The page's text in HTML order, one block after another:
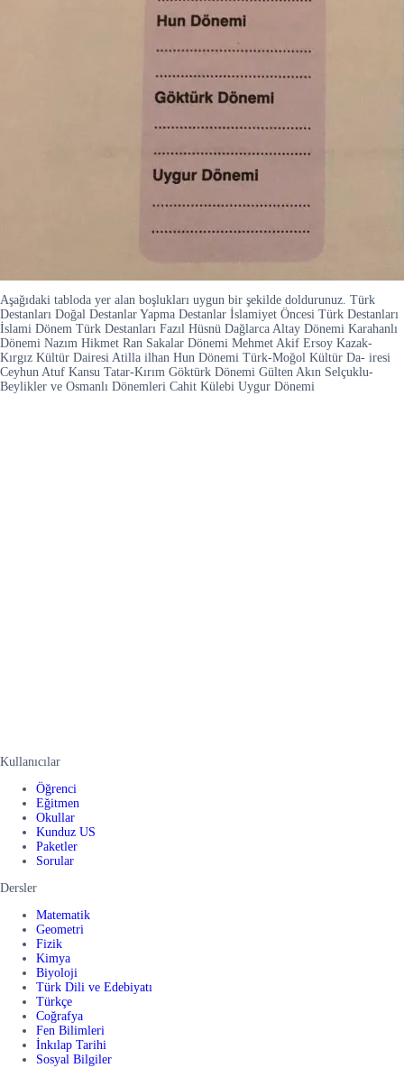
Aşağıdaki tabloda yer alan boşlukları uygun bir şekilde doldurunuz. Türk
Destanları Doğal Destanlar Yapma Destanlar İslamiyet Öncesi Türk Destanları
İslami Dönem Türk Destanları Fazıl Hüsnü Dağlarca Altay Dönemi Karahanlı
Dönemi Nazım Hikmet Ran Sakalar Dönemi Mehmet Akif Ersoy Kazak-
Kırgız Kültür Dairesi Atilla ilhan Hun Dönemi Türk-Moğol Kültür Da- iresi
Ceyhun Atuf Kansu Tatar-Kırım Göktürk Dönemi Gülten Akın Selçuklu-
Beylikler ve Osmanlı Dönemleri Cahit Külebi Uygur Dönemi
Kullanıcılar
Öğrenci
Eğitmen
Okullar
Kunduz US
Paketler
Sorular
Dersler
Matematik
Geometri
Fizik
Kimya
Biyoloji
Türk Dili ve Edebiyatı
Türkçe
Coğrafya
Fen Bilimleri
İnkılap Tarihi
Sosyal Bilgiler